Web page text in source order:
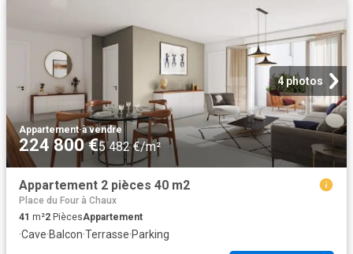
4 photos
Appartement·à vendre
224 800 €5 482 €/m²
Appartement 2 pièces 40 m2
Place du Four à Chaux
41 m²2 PiècesAppartement
·Cave·Balcon·Terrasse·Parking